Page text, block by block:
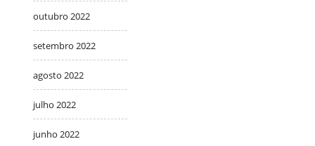
outubro 2022
setembro 2022
agosto 2022
julho 2022
junho 2022